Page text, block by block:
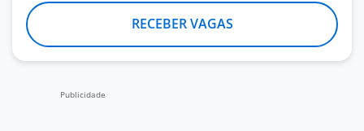
RECEBER VAGAS